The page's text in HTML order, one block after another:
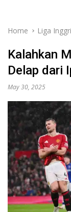
Home Liga
Kalahkan
Delap dari
May 30, 2025